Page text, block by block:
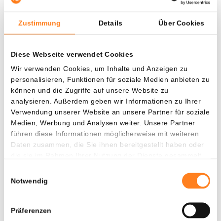
Zustimmung Details Über Cookies
Diese Webseite verwendet Cookies
Wir verwenden Cookies, um Inhalte und Anzeigen zu
personalisieren, Funktionen für soziale Medien anbieten zu
können und die Zugriffe auf unsere Website zu
analysieren. Außerdem geben wir Informationen zu Ihrer
Verwendung unserer Website an unsere Partner für soziale
Medien, Werbung und Analysen weiter. Unsere Partner
führen diese Informationen möglicherweise mit weiteren
Daten zusammen, die Sie ihnen bereitgestellt haben oder
Notwendig
Präferenzen
Gewinn). Beide wachsen weit weniger stark als Hyperliquid.
die Plattform auf den weltweiten Markt von 600 Billionen
Dollar an Vermögenswerten abzielt.
Höchster Kurs aller Zeiten in Reichweite
Während der Großteil des Kryptomarktes erneut einen
schwierigen Tag erlebt, legt HYPE um fast 5 Prozent zu. In
der vergangenen Woche verzeichnete der Kurs sogar ein
Plus von fast 29 Prozent.
Zum ersten Mal seit Oktober letzten Jahres wird die Coin
Donnerstag ist der Kurs bereits um 34 Prozent gestiegen.